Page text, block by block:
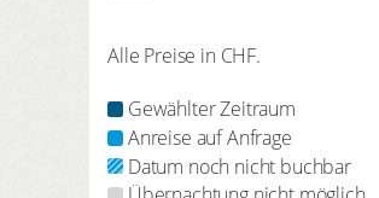
Alle Preise in CHF.
Gewählter Zeitraum
Anreise auf Anfrage
Datum noch nicht buchbar